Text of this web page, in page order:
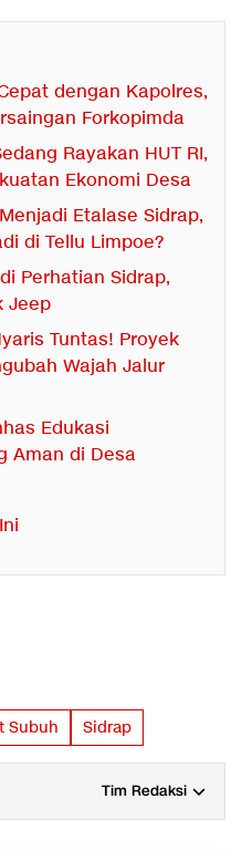
dengan Kapolres,
Forkopimda
Rayakan HUT RI,
Ekonomi Desa
Etalase Sidrap,
di Tellu Limpoe?
Perhatian Sidrap,
Jeep
Tuntas! Proyek
Wajah Jalur
Edukasi
Aman di Desa
Subuh Sidrap
Tim Redaksi